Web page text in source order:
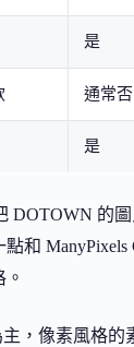
是
通常否
是
DOTOWN 的
和
，像素風格